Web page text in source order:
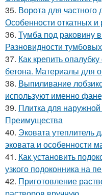
35. Ворота для частного
Особенности откатных
36. Тумба под раковину
Разновидности
37. Как крепить
бетона. Материалы для
38. Выпиливание
используют именно
39. Плитка для
Преимущества
40. Эковата утеплитель
эковата и особенности
41. Как установить
узкого подоконника на
42. Приготовление